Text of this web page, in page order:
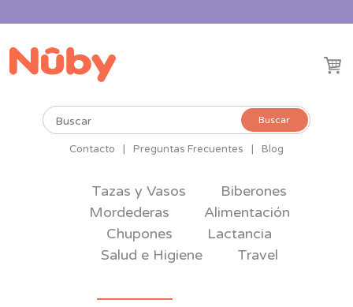
Buscar
Buscar
Contacto Preguntas Frecuentes Blog
Tazas y Vasos
Biberones
Mordederas
Alimentación
Chupones
Lactancia
Salud e Higiene
Travel